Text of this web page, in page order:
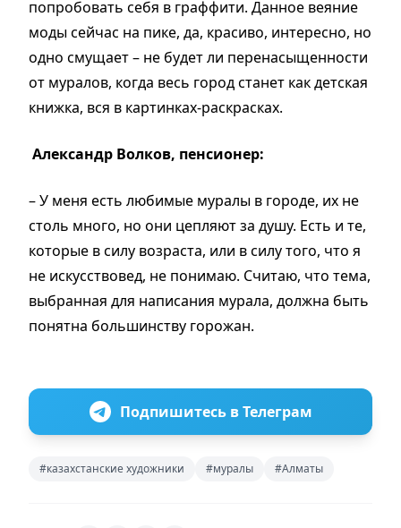
попробовать себя в граффити. Данное веяние
моды сейчас на пике, да, красиво, интересно, но
одно смущает – не будет ли перенасыщенности
от муралов, когда весь город станет как детская
книжка, вся в картинках-раскрасках.
Александр Волков, пенсионер:
– У меня есть любимые муралы в городе, их не
столь много, но они цепляют за душу. Есть и те,
которые в силу возраста, или в силу того, что я
не искусствовед, не понимаю. Считаю, что тема,
выбранная для написания мурала, должна быть
понятна большинству горожан.
Подпишитесь в Телеграм
#казахстанские художники #муралы #Алматы